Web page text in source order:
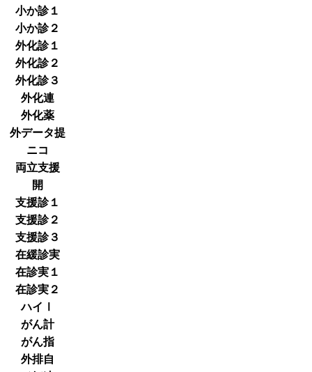
小か診１
小か診２
外化診１
外化診２
外化診３
外化連
外化薬
外データ提
ニコ
両立支援
開
支援診１
支援診２
支援診３
在緩診実
在診実１
在診実２
ハイⅠ
がん計
がん指
外排自